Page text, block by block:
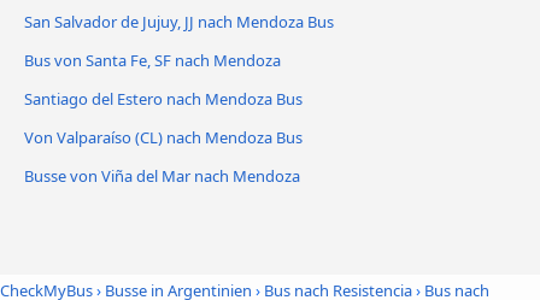
San Salvador de Jujuy, JJ nach Mendoza Bus
Bus von Santa Fe, SF nach Mendoza
Santiago del Estero nach Mendoza Bus
Von Valparaíso (CL) nach Mendoza Bus
Busse von Viña del Mar nach Mendoza
CheckMyBus› Busse in Argentinien › Bus nach Resistencia› Bus nach